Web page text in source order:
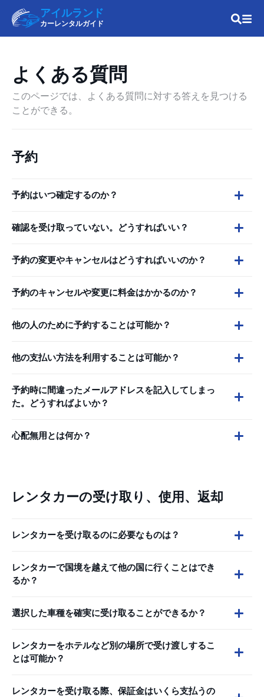
アイルランド
カーレンタルガイド
よくある質問
このページでは、よくある質問に対する答えを見つける
ことができる。
予約
予約はいつ確定するのか？
確認を受け取っていない。どうすればいい？
予約の変更やキャンセルはどうすればいいのか？
予約のキャンセルや変更に料金はかかるのか？
他の人のために予約することは可能か？
他の支払い方法を利用することは可能か？
予約時に間違ったメールアドレスを記入してしまっ
た。どうすればよいか？
心配無用とは何か？
レンタカーの受け取り、使用、返却
レンタカーを受け取るのに必要なものは？
レンタカーで国境を越えて他の国に行くことはでき
るか？
選択した車種を確実に受け取ることができるか？
レンタカーをホテルなど別の場所で受け渡しするこ
とは可能か？
レンタカーを受け取る際、保証金はいくら支払うの